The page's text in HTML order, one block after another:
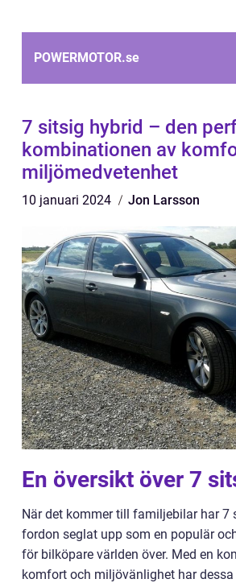
POWERMOTOR.se
7 sitsig hybrid – den
kombinationen av
miljömedvetenhet
10 januari 2024 Jon Larsson
En översikt över 7
När det kommer till familjebilar har 7
fordon seglat upp som en populär
för bilköpare världen över. Med en
komfort och miljövänlighet har